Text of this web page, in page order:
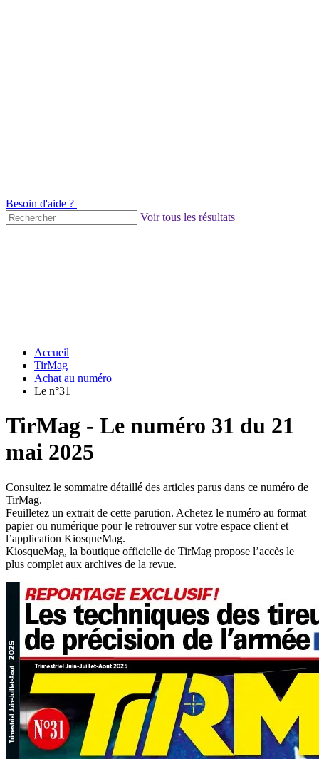
Besoin d'aide ?
Voir tous les résultats
Accueil
TirMag
Achat au numéro
Le n°31
TirMag - Le numéro 31 du 21
mai 2025
Consultez le sommaire détaillé des articles parus dans ce numéro de
TirMag.
Feuilletez un extrait de cette parution. Achetez le numéro au format
papier ou numérique pour le retrouver sur votre espace client et
l’application KiosqueMag.
KiosqueMag, la boutique officielle de TirMag propose l’accès le
plus complet aux archives de la revue.